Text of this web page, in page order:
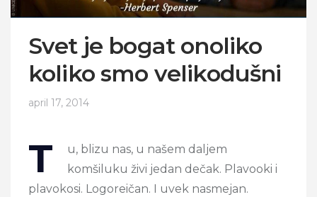
Svet je bogat onoliko
koliko smo velikodušni
april 17, 2014
T
u, blizu nas, u našem daljem
komšiluku živi jedan dečak. Plavooki i
plavokosi. Logoreičan. I uvek nasmejan.